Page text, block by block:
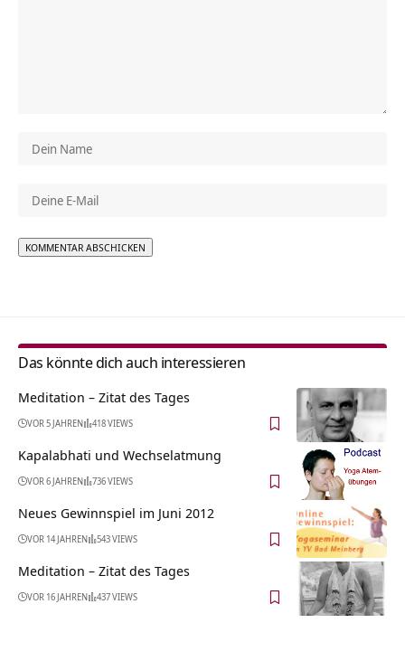
Das könnte dich auch interessieren
Meditation – Zitat des Tages
VOR 5 JAHREN 418 VIEWS
Kapalabhati und Wechselatmung
VOR 6 JAHREN 736 VIEWS
Neues Gewinnspiel im Juni 2012
VOR 14 JAHREN 543 VIEWS
Meditation – Zitat des Tages
VOR 16 JAHREN 437 VIEWS